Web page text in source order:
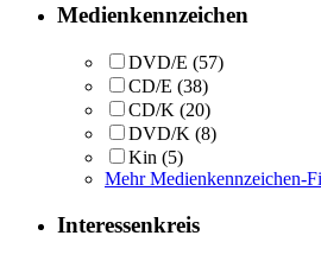
Medienkennzeichen
DVD/E (57)
CD/E (38)
CD/K (20)
DVD/K (8)
Kin (5)
Mehr Medienkennzeichen-
Interessenkreis